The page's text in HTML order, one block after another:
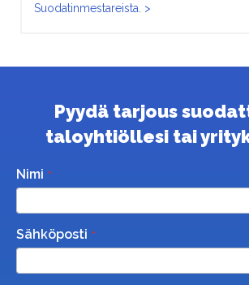
Suodatinmestareista. >
Pyydä tarjous
taloyhtiöllesi tai
Nimi
Sähköposti